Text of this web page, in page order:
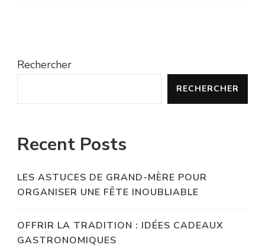
Rechercher
RECHERCHER
Recent Posts
LES ASTUCES DE GRAND-MÈRE POUR
ORGANISER UNE FÊTE INOUBLIABLE
OFFRIR LA TRADITION : IDÉES CADEAUX
GASTRONOMIQUES